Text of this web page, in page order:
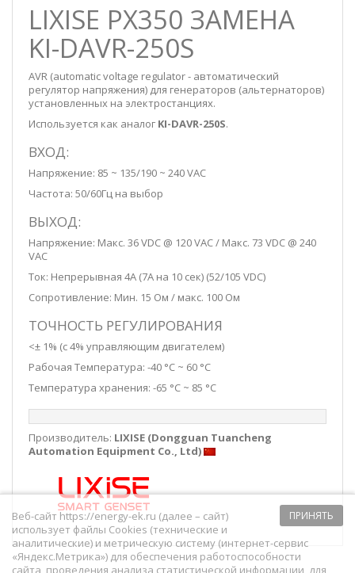
LIXISE PX350 ЗАМЕНА
KI-DAVR-250S
AVR (automatic voltage regulator - автоматический
регулятор напряжения) для генераторов (альтернаторов)
установленных на электростанциях.
Используется как аналог KI-DAVR-250S.
ВХОД:
Напряжение: 85 ~ 135/190 ~ 240 VAC
Частота: 50/60Гц на выбор
ВЫХОД:
Напряжение: Макс. 36 VDC @ 120 VAC / Макс. 73 VDC @ 240
VAC
Ток: Непрерывная 4A (7А на 10 сек) (52/105 VDC)
Сопротивление: Мин. 15 Ом / макс. 100 Ом
ТОЧНОСТЬ РЕГУЛИРОВАНИЯ
<± 1% (с 4% управляющим двигателем)
Рабочая Температура: -40 °C ~ 60 °C
Температура хранения: -65 °C ~ 85 °C
Производитель: LIXISE (Dongguan Tuancheng
Automation Equipment Co., Ltd)
ПРИНЯТЬ
Веб-сайт https://energy-ek.ru (далее – сайт)
использует файлы Cookies (технические и
аналитические) и метрическую систему (интернет-сервис
«Яндекс.Метрика») для обеспечения работоспособности
сайта, проведения анализа статистической информации, для